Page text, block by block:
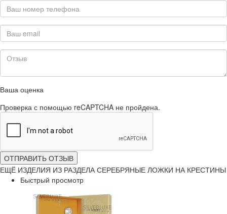
Ваша оценка
Проверка с помощью reCAPTCHA не пройдена.
ОТПРАВИТЬ ОТЗЫВ
ЕЩЁ ИЗДЕЛИЯ ИЗ РАЗДЕЛА СЕРЕБРЯНЫЕ ЛОЖКИ НА КРЕСТИНЫ
Быстрый просмотр